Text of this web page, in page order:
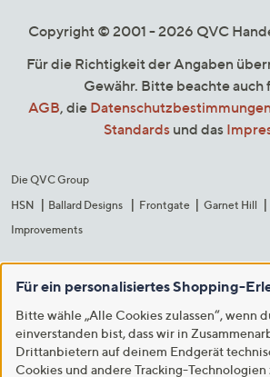
Copyright © 2001 - 2026 QVC
Für die Richtigkeit der Angaben
Gewähr. Bitte beachte auch
AGB, die Datenschutzbestimmungen
Standards und das
Die QVC Group
HSN
Ballard Designs Frontgate Garnet Hill
Improvements
Für ein personalisiertes Shopping-
Bitte wähle „Alle Cookies zulassen“, wenn
einverstanden bist, dass wir in
Drittanbietern auf deinem Endgerät
Cookies und andere Tracking-Technologien